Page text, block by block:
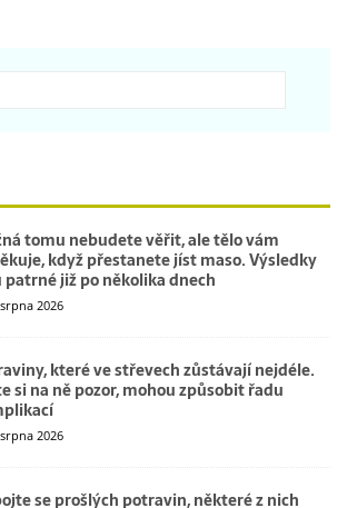
tomu nebudete věřit, ale tělo vám
když přestanete jíst maso. Výsledky
patrné již po několika dnech
2026
které ve střevech zůstávají nejdéle.
si na ně pozor, mohou způsobit řadu
2026
se prošlých potravin, některé z nich